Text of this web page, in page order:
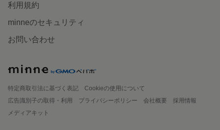
利用規約
minneのセキュリティ
お問い合わせ
特定商取引法に基づく表記
Cookieの使用について
広告識別子の取得・利用
プライバシーポリシー 会社概要
採用情報
メディアキット